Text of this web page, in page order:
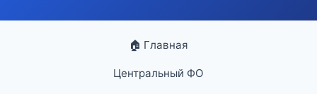
🏠 Главная
Центральный ФО